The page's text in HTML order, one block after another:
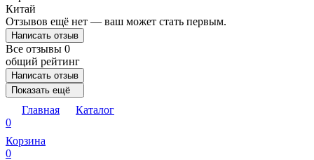
Китай
Отзывов ещё нет — ваш может стать первым.
Написать отзыв
Все отзывы 0
общий рейтинг
Написать отзыв
Показать ещё
Главная
Каталог
0
Корзина
0